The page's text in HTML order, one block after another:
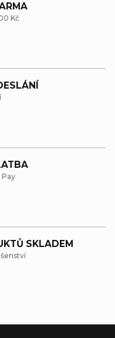
Kč
Pay
SKLADEM